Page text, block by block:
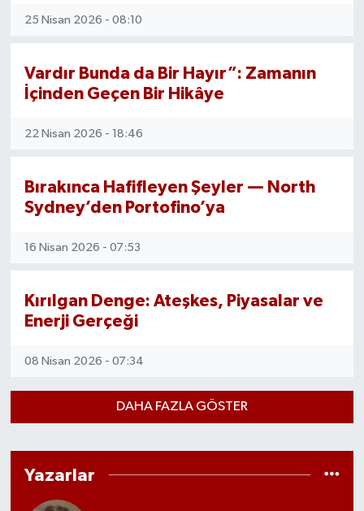
25 Nisan 2026 - 08:10
Vardır Bunda da Bir Hayır”: Zamanın
İçinden Geçen Bir Hikâye
22 Nisan 2026 - 18:46
Bırakınca Hafifleyen Şeyler — North
Sydney’den Portofino’ya
16 Nisan 2026 - 07:53
Kırılgan Denge: Ateşkes, Piyasalar ve
Enerji Gerçeği
08 Nisan 2026 - 07:34
DAHA FAZLA GÖSTER
Yazarlar